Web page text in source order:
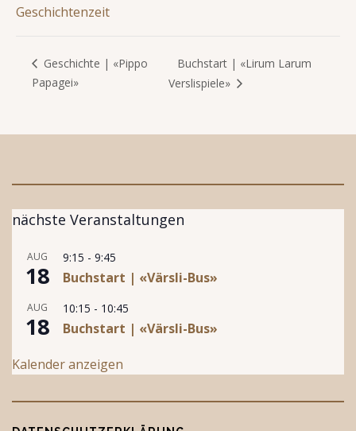
Geschichtenzeit
Geschichte | «Pippo
Papagei»
Buchstart | «Lirum Larum
Verslispiele»
nächste Veranstaltungen
AUG
18
9:15 - 9:45
Buchstart | «Värsli-Bus»
AUG
18
10:15 - 10:45
Buchstart | «Värsli-Bus»
Kalender anzeigen